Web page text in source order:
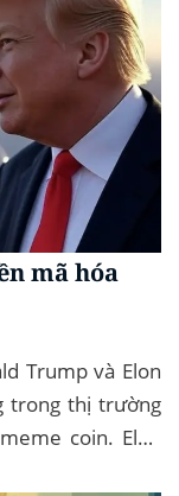
mã hóa
Trump và Elon
trong thị trường
coin. Elon